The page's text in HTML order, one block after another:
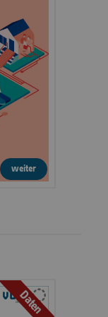
weiter
Daten